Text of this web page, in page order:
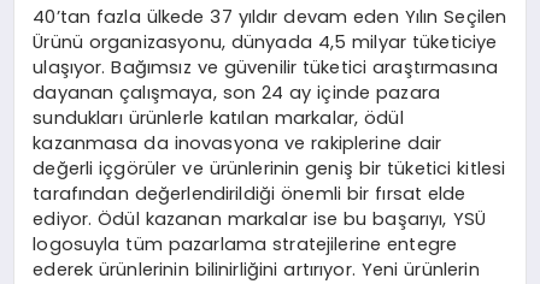
40’tan fazla ülkede 37 yıldır devam eden Yılın Seçilen
Ürünü organizasyonu, dünyada 4,5 milyar tüketiciye
ulaşıyor. Bağımsız ve güvenilir tüketici araştırmasına
dayanan çalışmaya, son 24 ay içinde pazara
sundukları ürünlerle katılan markalar, ödül
kazanmasa da inovasyona ve rakiplerine dair
değerli içgörüler ve ürünlerinin geniş bir tüketici kitlesi
tarafından değerlendirildiği önemli bir fırsat elde
ediyor. Ödül kazanan markalar ise bu başarıyı, YSÜ
logosuyla tüm pazarlama stratejilerine entegre
ederek ürünlerinin bilinirliğini artırıyor. Yeni ürünlerin